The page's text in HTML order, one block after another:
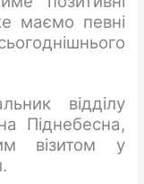
маємо певні
відділу
Піднебесна,
візитом у